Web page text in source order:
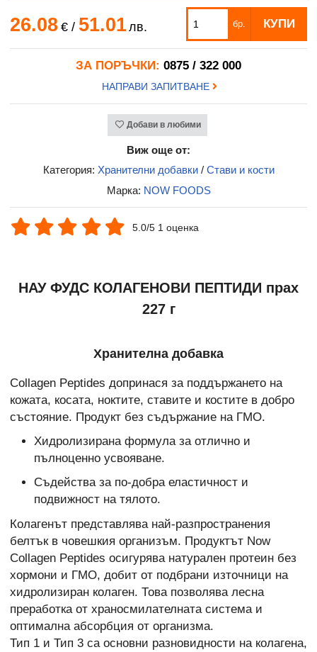
26.08 €/ 51.01лв. бр. КУПИ
ЗА ПОРЪЧКИ: 0875 / 322 000
НАПРАВИ ЗАПИТВАНЕ
Добави в любими
Виж още от:
Категория: Хранителни добавки/ Стави и кости
Марка: NOW FOODS
5.0/5 1 оценка
НАУ ФУДС КОЛАГЕНОВИ ПЕПТИДИ прах
227 г
Хранителна добавка
Collagen Peptides допринася за поддържането на
кожата, косата, ноктите, ставите и костите в добро
състояние. Продукт без съдържание на ГМО.
Хидролизирана формула за отлично и
пълноценно усвояване.
Съдейства за по-добра еластичност и
подвижност на тялото.
Колагенът представлява най-разпространения
белтък в човешкия организъм. Продуктът Now
Collagen Peptides осигурява натурален протеин без
хормони и ГМО, добит от подбрани източници на
хидролизиран колаген. Това позволява лесна
преработка от храносмилателната система и
оптимална абсорбция от организма.
Тип 1 и Тип 3 са основни разновидности на колагена,